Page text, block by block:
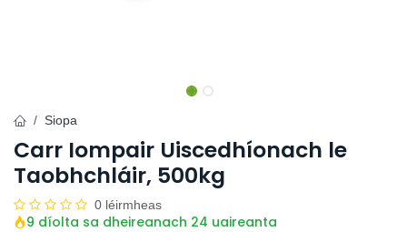
Siopa
Carr Iompair Uiscedhíonach le
Taobhchláir, 500kg
0 léirmheas
9 díolta sa dheireanach 24 uaireanta